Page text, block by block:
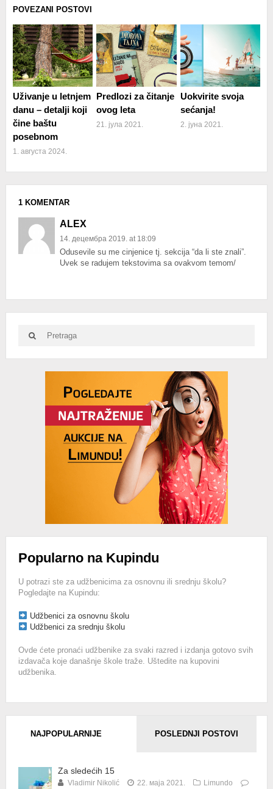
POVEZANI POSTOVI
Uživanje u letnjem
danu – detalji koji
čine baštu
posebnom
1. августа 2024.
Predlozi za čitanje
ovog leta
21. јула 2021.
Uokvirite svoja
sećanja!
2. јуна 2021.
1 KOMENTAR
ALEX
14. децембра 2019. at 18:09
Odusevile su me cinjenice tj. sekcija “da li ste znali”.
Uvek se radujem tekstovima sa ovakvom temom/
Search
Popularno na Kupindu
U potrazi ste za udžbenicima za osnovnu ili srednju školu?
Pogledajte na Kupindu:
Udžbenici za osnovnu školu
Udžbenici za srednju školu
Ovde ćete pronaći udžbenike za svaki razred i izdanja gotovo svih
izdavača koje današnje škole traže. Uštedite na kupovini
udžbenika.
NAJPOPULARNIJE POSLEDNJI POSTOVI
Za sledećih 15
Vladimir Nikolić 22. маја 2021.
Limundo